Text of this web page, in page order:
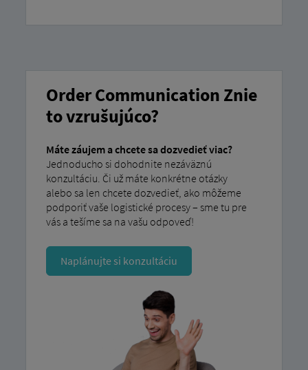
Order Communication Znie
to vzrušujúco?
Máte záujem a chcete sa dozvedieť viac?
Jednoducho si dohodnite nezáväznú
konzultáciu. Či už máte konkrétne otázky
alebo sa len chcete dozvedieť, ako môžeme
podporiť vaše logistické procesy – sme tu pre
vás a tešíme sa na vašu odpoveď!
Naplánujte si konzultáciu